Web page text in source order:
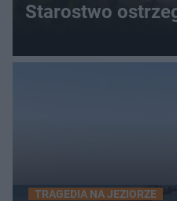
Starostwo
TRAGEDIA NA JEZIORZE